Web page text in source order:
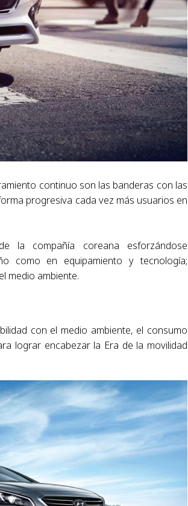
continuo son las banderas con las
progresiva cada vez más usuarios en
la compañía coreana esforzándose
como en equipamiento y tecnología;
medio ambiente.
con el medio ambiente, el consumo
lograr encabezar la Era de la movilidad